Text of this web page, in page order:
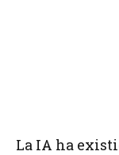
La IA ha